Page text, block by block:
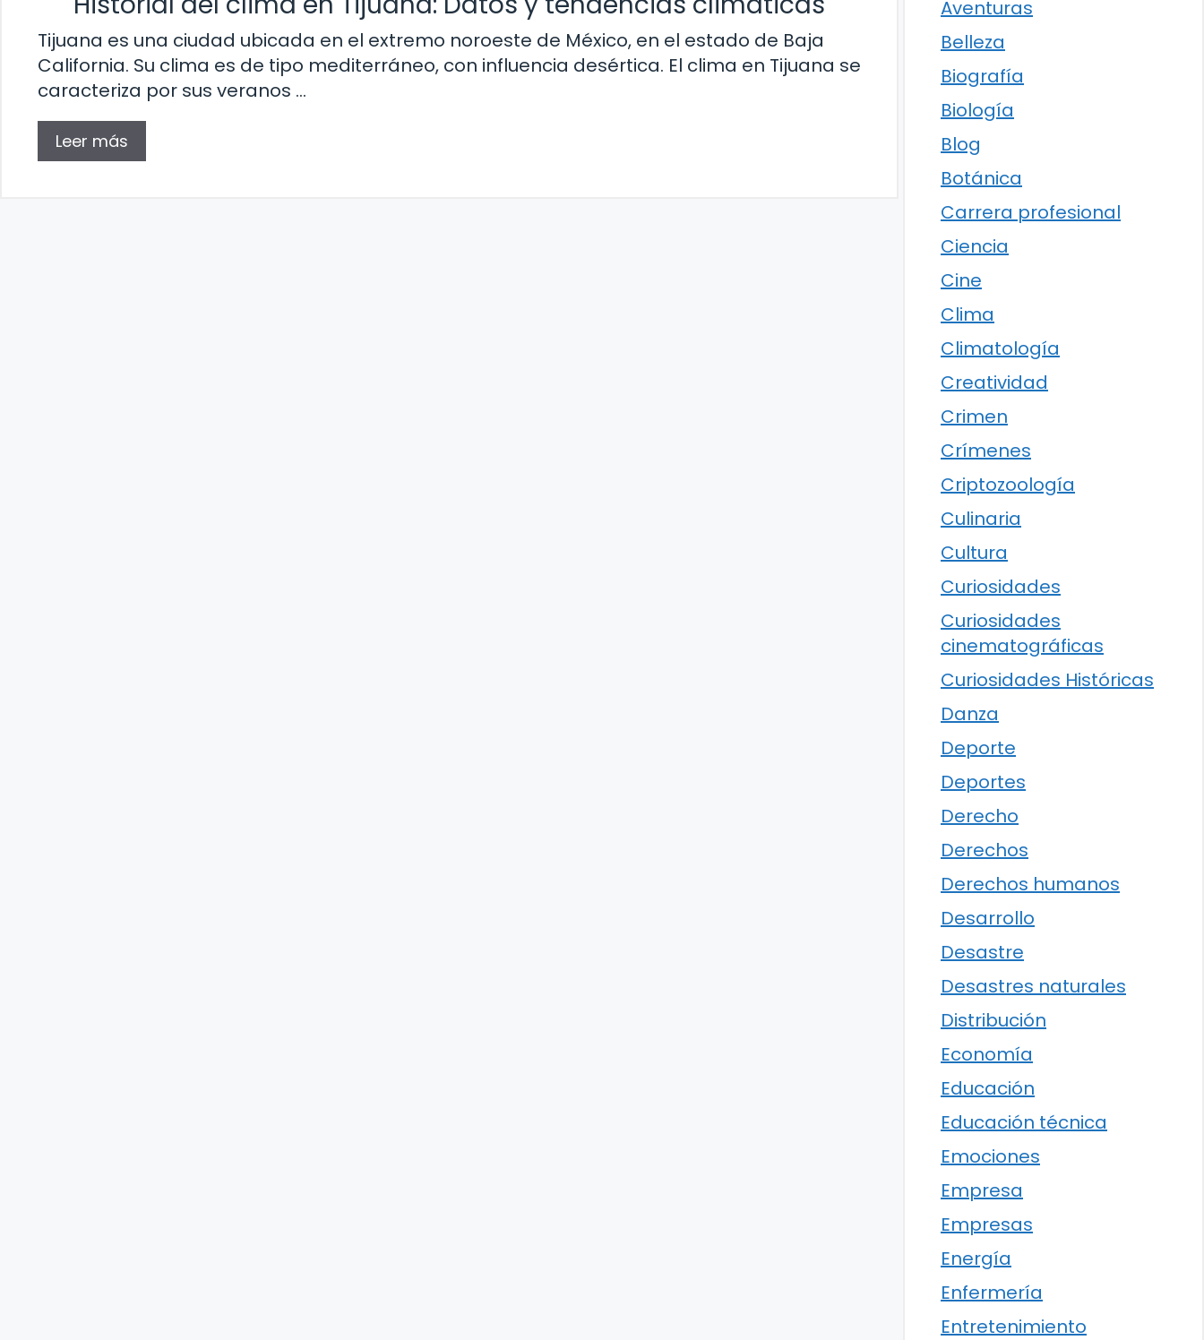
Tijuana es una ciudad ubicada en el extremo noroeste de México, en el estado de Baja
California. Su clima es de tipo mediterráneo, con influencia desértica. El clima en Tijuana se
caracteriza por sus veranos …
Leer más
Aventuras
Belleza
Biografía
Biología
Blog
Botánica
Carrera profesional
Ciencia
Cine
Clima
Climatología
Creatividad
Crimen
Crímenes
Criptozoología
Culinaria
Cultura
Curiosidades
Curiosidades
cinematográficas
Curiosidades Históricas
Danza
Deporte
Deportes
Derecho
Derechos
Derechos humanos
Desarrollo
Desastre
Desastres naturales
Distribución
Economía
Educación
Educación técnica
Emociones
Empresa
Empresas
Energía
Enfermería
Entretenimiento